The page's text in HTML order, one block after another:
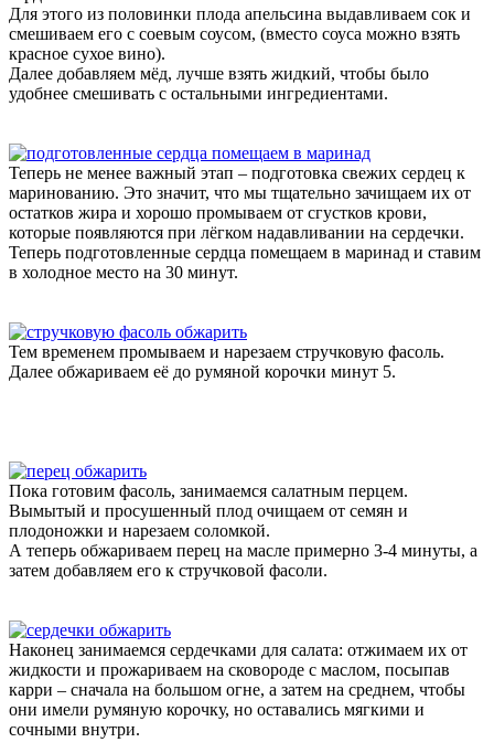
Для этого из половинки плода апельсина выдавливаем сок и
смешиваем его с соевым соусом, (вместо соуса можно взять
красное сухое вино).
Далее добавляем мёд, лучше взять жидкий, чтобы было
удобнее смешивать с остальными ингредиентами.
Теперь не менее важный этап – подготовка свежих сердец к
маринованию. Это значит, что мы тщательно зачищаем их от
остатков жира и хорошо промываем от сгустков крови,
которые появляются при лёгком надавливании на сердечки.
Теперь подготовленные сердца помещаем в маринад и ставим
в холодное место на 30 минут.
Тем временем промываем и нарезаем стручковую фасоль.
Далее обжариваем её до румяной корочки минут 5.
Пока готовим фасоль, занимаемся салатным перцем.
Вымытый и просушенный плод очищаем от семян и
плодоножки и нарезаем соломкой.
А теперь обжариваем перец на масле примерно 3-4 минуты, а
затем добавляем его к стручковой фасоли.
Наконец занимаемся сердечками для салата: отжимаем их от
жидкости и прожариваем на сковороде с маслом, посыпав
карри – сначала на большом огне, а затем на среднем, чтобы
они имели румяную корочку, но оставались мягкими и
сочными внутри.